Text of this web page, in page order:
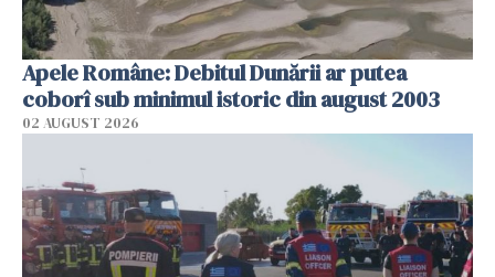
Apele Române: Debitul Dunării ar putea
coborî sub minimul istoric din august 2003
02 AUGUST 2026